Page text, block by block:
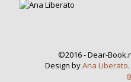
©2016 - Dear-
Design byAna Liberato